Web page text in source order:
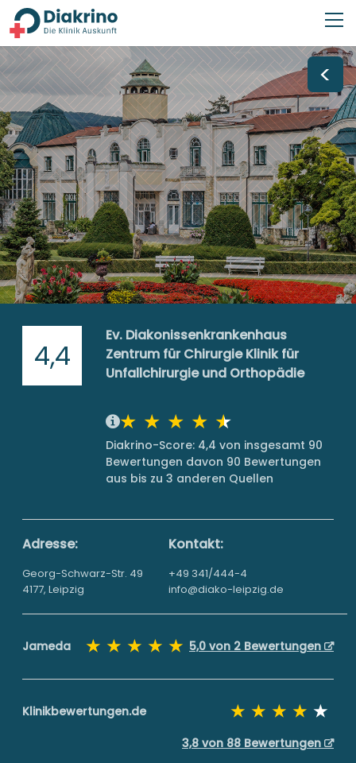
<
4,4
Ev. Diakonissenkrankenhaus
Zentrum für Chirurgie Klinik für
Unfallchirurgie und Orthopädie
Diakrino-Score: 4,4 von insgesamt 90
Bewertungen davon 90 Bewertungen
aus bis zu 3 anderen Quellen
Adresse:
Georg-Schwarz-Str. 49
4177, Leipzig
Kontakt:
+49 341/444-4
info@diako-leipzig.de
Jameda 5,0 von 2 Bewertungen
Klinikbewertungen.de
3,8 von 88 Bewertungen